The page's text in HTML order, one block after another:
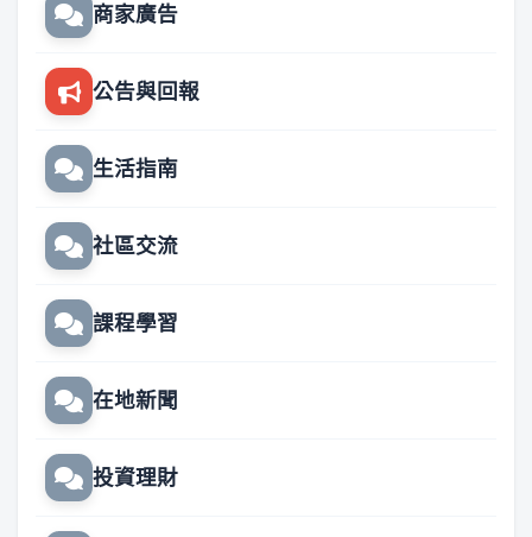
商家廣告
公告與回報
生活指南
社區交流
課程學習
在地新聞
投資理財